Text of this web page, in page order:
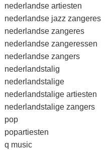
nederlandse artiesten
nederlandse jazz zangeres
nederlandse zangeres
nederlandse zangeressen
nederlandse zangers
nederlandstalig
nederlandstalige
nederlandstalige artiesten
nederlandstalige zangers
pop
popartiesten
q music